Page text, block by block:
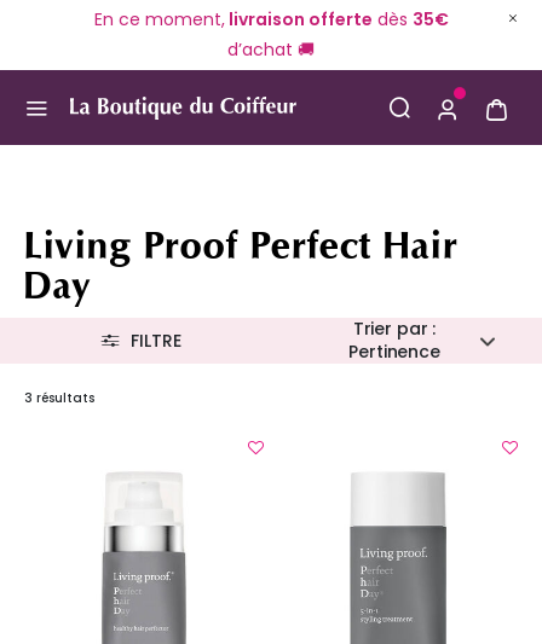
En ce moment,livraison offerte dès 35€
d’achat 🚚
Living Proof Perfect Hair
Day
Trier par :
Pertinence
FILTRE
3 résultats